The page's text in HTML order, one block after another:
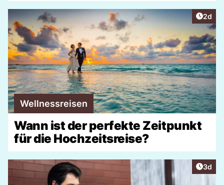
2d
Wellnessreisen
Wann ist der perfekte Zeitpunkt
für die Hochzeitsreise?
3d